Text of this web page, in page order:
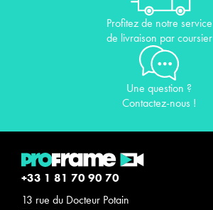
Profitez de notre service
de livraison par coursier
Une question ?
Contactez-nous !
+33 1 81 70 90 70
13 rue du Docteur Potain